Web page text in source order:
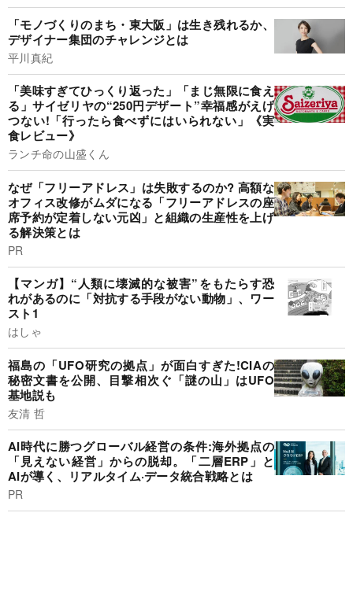
「モノづくりのまち・東大阪」は生き残れるか、
デザイナー集団のチャレンジとは
平川真紀
「美味すぎてひっくり返った」「まじ無限に食え
る」サイゼリヤの“250円デザート”幸福感がえげ
つない!「行ったら食べずにはいられない」《実
食レビュー》
ランチ命の山盛くん
なぜ「フリーアドレス」は失敗するのか? 高額な
オフィス改修がムダになる「フリーアドレスの座
席予約が定着しない元凶」と組織の生産性を上げ
る解決策とは
PR
【マンガ】“人類に壊滅的な被害”をもたらす恐
れがあるのに「対抗する手段がない動物」、ワー
スト1
はしゃ
福島の「UFO研究の拠点」が面白すぎた!CIAの
秘密文書を公開、目撃相次ぐ「謎の山」はUFO
基地説も
友清 哲
AI時代に勝つグローバル経営の条件:海外拠点の
「見えない経営」からの脱却。「二層ERP」と
AIが導く、リアルタイム·データ統合戦略とは
PR